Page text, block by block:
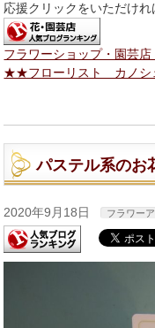
応援クリックをいただけ
フラワーショップ・園芸
★★フローリスト カノシ
パステル系のお
2020年9月18日 フラワー